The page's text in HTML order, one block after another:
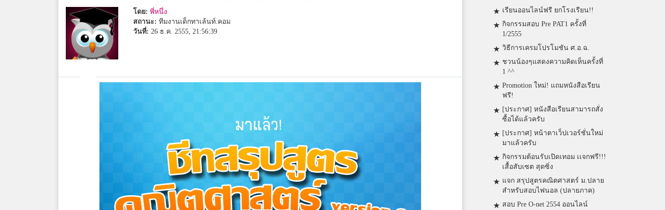
โดย: พี่หนึ่ง
สถานะ: ทีมงานเด็กทาเล้นท์.คอม
วันที่: 26 ธ.ค. 2555, 21:56:39
เรียนออนไลน์ฟรี ยกโรงเรียน!!
กิจกรรมสอบ Pre PAT1 ครั้งที่
1/2555
วิธีการเครมโปรโมชัน ศ.อ.ฉ.
ชวนน้องๆแสดงความคิดเห็นครั้งที่
1 ^^
Promotion ใหม่! แถมหนังสือเรียน
ฟรี!
[ประกาศ] หนังสือเรียนสามารถสั่ง
ซื้อได้แล้วครับ
[ประกาศ] หน้าตาเว็ปเวอร์ชั่นใหม่
มาแล้วครับ
กิจกรรมต้อนรับเปิดเทอม เเจกฟรี!!!
เสื้อสับเซต สุดซิ่ง
แจก สรุปสูตรคณิตศาสตร์ ม.ปลาย
สำหรับสอบไฟนอล (ปลายภาค)
สอบ Pre O-net 2554 ออนไลน์